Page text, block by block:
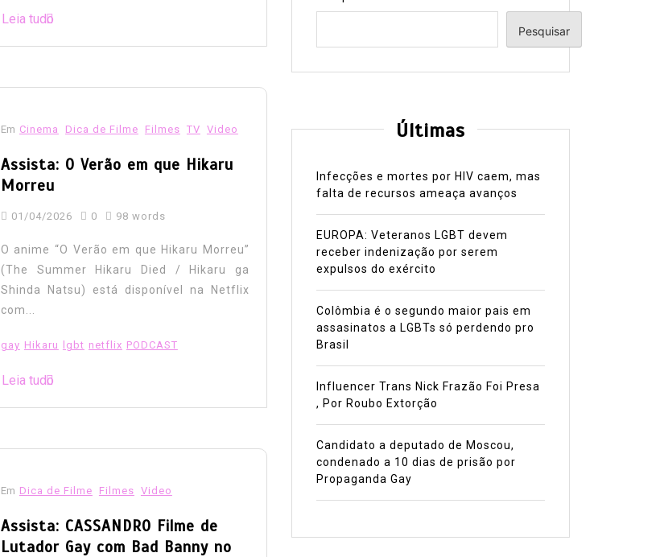
Leia tudo
Em Cinema Dica de Filme Filmes TV Video
Assista: O Verão em que Hikaru
Morreu
01/04/2026 0 98 words
O anime “O Verão em que Hikaru Morreu”
(The Summer Hikaru Died / Hikaru ga
Shinda Natsu) está disponível na Netflix
com...
gay Hikaru lgbt netflix PODCAST
Leia tudo
Em Dica de Filme Filmes Video
Assista: CASSANDRO Filme de
Lutador Gay com Bad Banny no
Pesquisar
Últimas
Infecções e mortes por HIV caem, mas
falta de recursos ameaça avanços
EUROPA: Veteranos LGBT devem
receber indenização por serem
expulsos do exército
Colômbia é o segundo maior pais em
assasinatos a LGBTs só perdendo pro
Brasil
Influencer Trans Nick Frazão Foi Presa
, Por Roubo Extorção
Candidato a deputado de Moscou,
condenado a 10 dias de prisão por
Propaganda Gay